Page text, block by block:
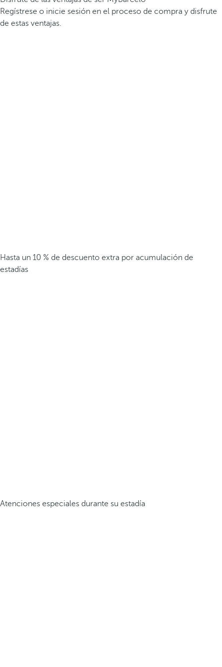
Regístrese o inicie sesión en el proceso de compra y disfrute
de estas ventajas.
Hasta un 10 % de descuento extra por acumulación de
estadías
Atenciones especiales durante su estadía